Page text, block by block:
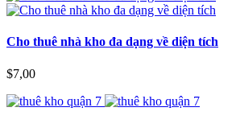
Cho thuê nhà kho đa dạng về diện tích
$7,00